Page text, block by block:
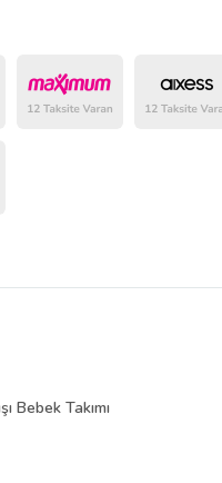
Bebek Takımı